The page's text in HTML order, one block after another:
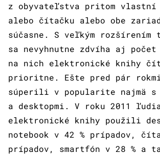
z obyvateľstva pritom
alebo čítačku alebo obe
súčasne. S veľkým rozšírením
sa nevyhnutne zdvíha aj
na nich elektronické knihy
prioritne. Ešte pred pár
súperili v popularite najmä s
a desktopmi. V roku 2011
elektronické knihy použili
notebook v 42 % prípadov,
prípadov, smartfón v 28 % a